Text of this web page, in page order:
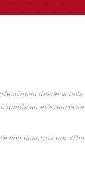
desde la talla
queda en existencia
con nosotros por